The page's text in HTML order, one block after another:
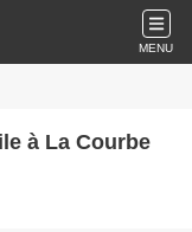
MENU
à La Courbe